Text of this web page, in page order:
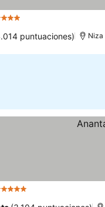
puntuaciones) Niza